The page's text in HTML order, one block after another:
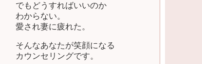
でもどうすればいいのか
わからない。
愛され妻に疲れた。
そんなあなたが笑顔になる
カウンセリングです。